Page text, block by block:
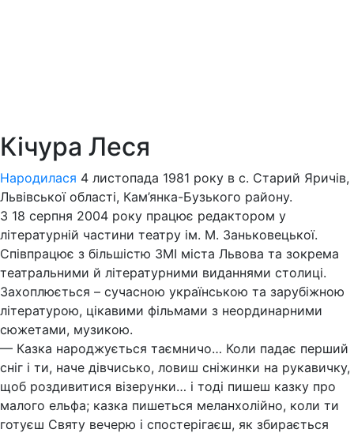
Кічура Леся
Народилася 4 листопада 1981 року в с. Старий Яричів,
Львівської області, Кам’янка-Бузького району.
З 18 серпня 2004 року працює редактором у
літературній частини театру ім. М. Заньковецької.
Співпрацює з більшістю ЗМІ міста Львова та зокрема
театральними й літературними виданнями cтолиці.
Захоплюється – сучасною українською та зарубіжною
літературою, цікавими фільмами з неординарними
сюжетами, музикою.
— Казка народжується таємничо… Коли падає перший
сніг і ти, наче дівчисько, ловиш сніжинки на рукавичку,
щоб роздивитися візерунки… і тоді пишеш казку про
малого ельфа; казка пишеться меланхолійно, коли ти
готуєш Святу вечерю і спостерігаєш, як збирається